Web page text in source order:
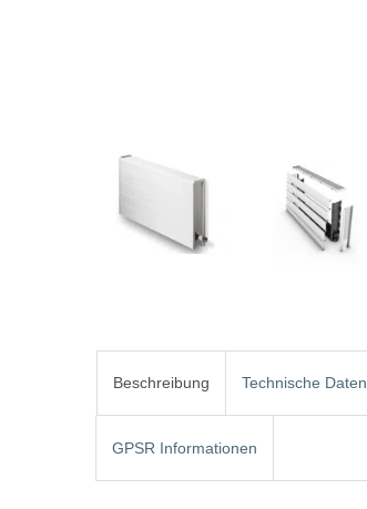
Beschreibung Technische Daten
GPSR Informationen